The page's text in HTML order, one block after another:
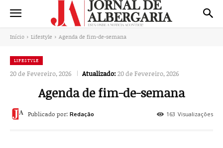
Início Lifestyle Agenda de fim-de-semana
LIFESTYLE
20 de Fevereiro, 2026 Atualizado:20 de Fevereiro, 2026
Agenda de fim-de-semana
163 Visualizações
Publicado por: Redação